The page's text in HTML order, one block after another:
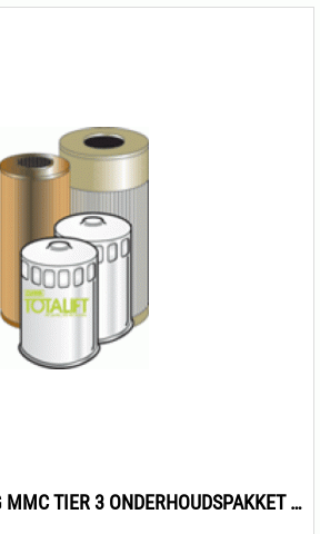
CLARK CQ230L LPG MMC TIER 3 ONDERHOUDSPAKKET 500H